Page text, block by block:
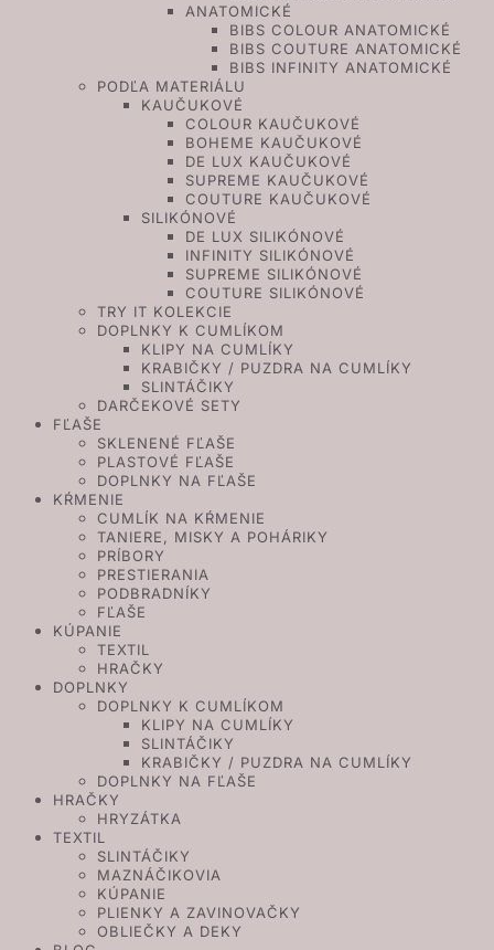
ANATOMICKÉ
BIBS COLOUR ANATOMICKÉ
BIBS COUTURE ANATOMICKÉ
BIBS INFINITY ANATOMICKÉ
PODĽA MATERIÁLU
KAUČUKOVÉ
COLOUR KAUČUKOVÉ
BOHEME KAUČUKOVÉ
DE LUX KAUČUKOVÉ
SUPREME KAUČUKOVÉ
COUTURE KAUČUKOVÉ
SILIKÓNOVÉ
DE LUX SILIKÓNOVÉ
INFINITY SILIKÓNOVÉ
SUPREME SILIKÓNOVÉ
COUTURE SILIKÓNOVÉ
TRY IT KOLEKCIE
DOPLNKY K CUMLÍKOM
KLIPY NA CUMLÍKY
KRABIČKY / PUZDRA NA CUMLÍKY
SLINTÁČIKY
DARČEKOVÉ SETY
FĽAŠE
SKLENENÉ FĽAŠE
PLASTOVÉ FĽAŠE
DOPLNKY NA FĽAŠE
KŔMENIE
CUMLÍK NA KŔMENIE
TANIERE, MISKY A POHÁRIKY
PRÍBORY
PRESTIERANIA
PODBRADNÍKY
FĽAŠE
KÚPANIE
TEXTIL
HRAČKY
DOPLNKY
DOPLNKY K CUMLÍKOM
KLIPY NA CUMLÍKY
SLINTÁČIKY
KRABIČKY / PUZDRA NA CUMLÍKY
DOPLNKY NA FĽAŠE
HRAČKY
HRYZÁTKA
TEXTIL
SLINTÁČIKY
MAZNÁČIKOVIA
KÚPANIE
PLIENKY A ZAVINOVAČKY
OBLIEČKY A DEKY